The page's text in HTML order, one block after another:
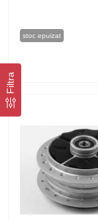
Filtra
stoc epuizat